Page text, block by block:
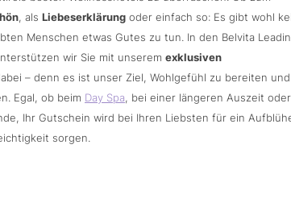
, als Liebeserklärung oder einfach so: Es gibt wohl
Menschen etwas Gutes zu tun. In den Belvita
wir Sie mit unserem exklusiven
– denn es ist unser Ziel, Wohlgefühl zu bereiten und
Egal, ob beim Day Spa, bei einer längeren Auszeit oder
Ihr Gutschein wird bei Ihren Liebsten für ein
sorgen.